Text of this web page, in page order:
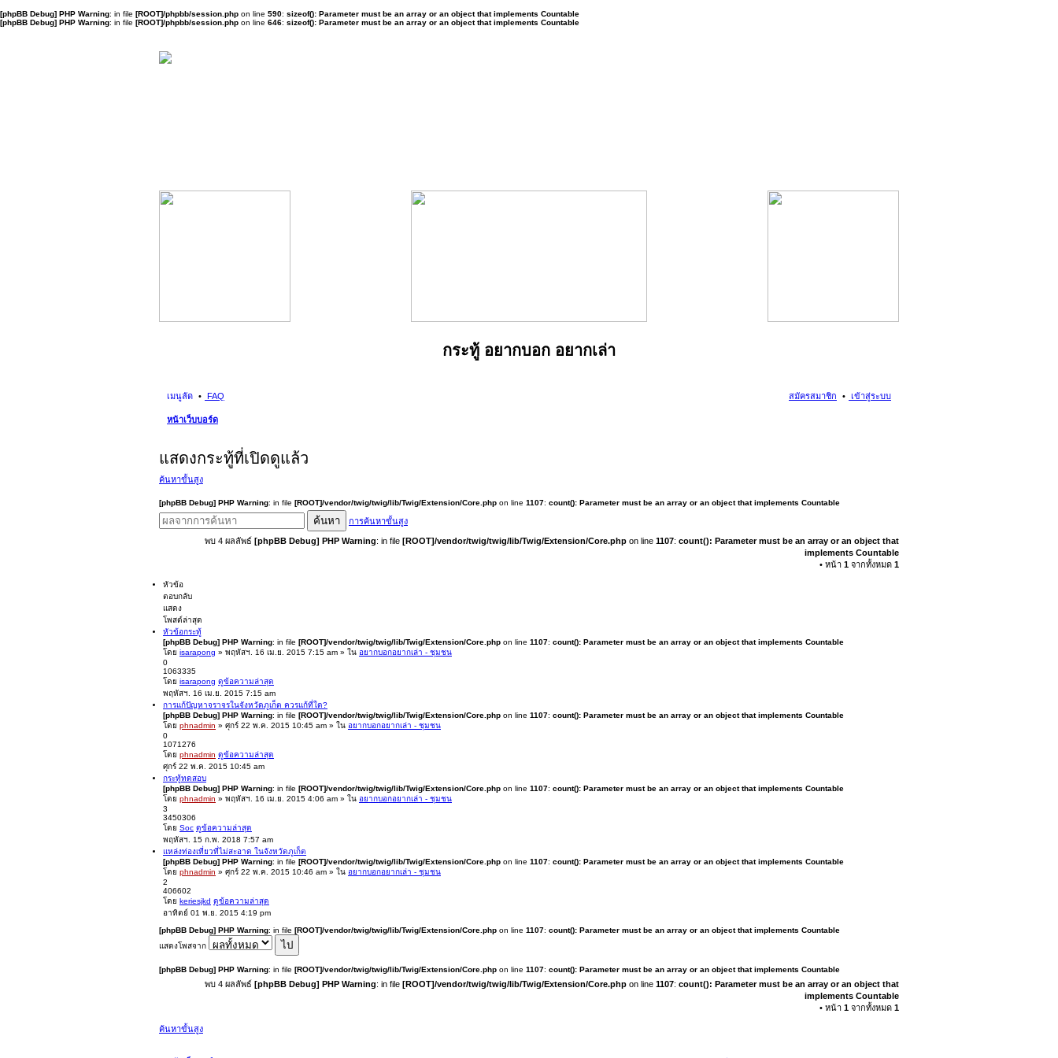
[phpBB Debug] PHP Warning: in file [ROOT]/phpbb/session.php on line 590: sizeof(): Parameter must be an array or an object that implements Countable
[phpBB Debug] PHP Warning: in file [ROOT]/phpbb/session.php on line 646: sizeof(): Parameter must be an array or an object that implements Countable
กระทู้ อยากบอก อยากเล่า
เมนูลัด FAQ เข้าสู่ระบบ
สมัครสมาชิก
หน้าเว็บบอร์ด
แสดงกระทู้ที่เปิดดูแล้ว
ค้นหาขั้นสูง
[phpBB Debug] PHP Warning: in file [ROOT]/vendor/twig/twig/lib/Twig/Extension/Core.php on line 1107: count(): Parameter must be an array or an object that implements Countable
ค้นหา การค้นหาขั้นสูง
พบ 4 ผลลัพธ์ [phpBB Debug] PHP Warning: in file [ROOT]/vendor/twig/twig/lib/Twig/Extension/Core.php on line 1107: count(): Parameter must be an array or an object that
implements Countable
• หน้า 1 จากทั้งหมด 1
หัวข้อ
ตอบกลับ
แสดง
โพสต์ล่าสุด
หัวข้อกระทู้
[phpBB Debug] PHP Warning: in file [ROOT]/vendor/twig/twig/lib/Twig/Extension/Core.php on line 1107: count(): Parameter must be an array or an object that implements Countable
โดย isarapong » พฤหัสฯ. 16 เม.ย. 2015 7:15 am » ใน อยากบอกอยากเล่า - ชุมชน
0
1063335
โดย isarapong ดูข้อความล่าสุด
พฤหัสฯ. 16 เม.ย. 2015 7:15 am
การแก้ปัญหาจราจรในจังหวัดภูเก็ต ควรแก้ที่ใด?
[phpBB Debug] PHP Warning: in file [ROOT]/vendor/twig/twig/lib/Twig/Extension/Core.php on line 1107: count(): Parameter must be an array or an object that implements Countable
โดย phnadmin » ศุกร์ 22 พ.ค. 2015 10:45 am » ใน อยากบอกอยากเล่า - ชุมชน
0
1071276
โดย phnadmin ดูข้อความล่าสุด
ศุกร์ 22 พ.ค. 2015 10:45 am
กระทู้ทดสอบ
[phpBB Debug] PHP Warning: in file [ROOT]/vendor/twig/twig/lib/Twig/Extension/Core.php on line 1107: count(): Parameter must be an array or an object that implements Countable
โดย phnadmin » พฤหัสฯ. 16 เม.ย. 2015 4:06 am » ใน อยากบอกอยากเล่า - ชุมชน
3
3450306
โดย Soc ดูข้อความล่าสุด
พฤหัสฯ. 15 ก.พ. 2018 7:57 am
แหล่งท่องเที่ยวที่ไม่สะอาด ในจังหวัดภูเก็ต
[phpBB Debug] PHP Warning: in file [ROOT]/vendor/twig/twig/lib/Twig/Extension/Core.php on line 1107: count(): Parameter must be an array or an object that implements Countable
โดย phnadmin » ศุกร์ 22 พ.ค. 2015 10:46 am » ใน อยากบอกอยากเล่า - ชุมชน
2
406602
โดย keriesjkd ดูข้อความล่าสุด
อาทิตย์ 01 พ.ย. 2015 4:19 pm
[phpBB Debug] PHP Warning: in file [ROOT]/vendor/twig/twig/lib/Twig/Extension/Core.php on line 1107: count(): Parameter must be an array or an object that implements Countable
แสดงโพสจาก
[phpBB Debug] PHP Warning: in file [ROOT]/vendor/twig/twig/lib/Twig/Extension/Core.php on line 1107: count(): Parameter must be an array or an object that implements Countable
พบ 4 ผลลัพธ์ [phpBB Debug] PHP Warning: in file [ROOT]/vendor/twig/twig/lib/Twig/Extension/Core.php on line 1107: count(): Parameter must be an array or an object that
implements Countable
• หน้า 1 จากทั้งหมด 1
ค้นหาขั้นสูง